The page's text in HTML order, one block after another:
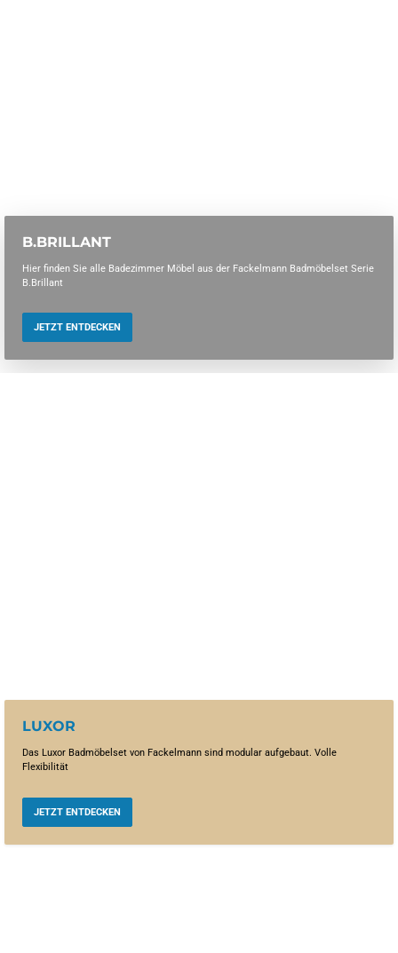
B.BRILLANT
Hier finden Sie alle Badezimmer Möbel aus der Fackelmann Badmöbelset Serie
B.Brillant
JETZT ENTDECKEN
LUXOR
Das Luxor Badmöbelset von Fackelmann sind modular aufgebaut. Volle
Flexibilität
JETZT ENTDECKEN